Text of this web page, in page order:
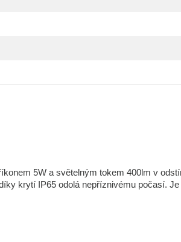
5W a světelným tokem 400lm v
krytí IP65 odolá nepříznivému počasí. Je